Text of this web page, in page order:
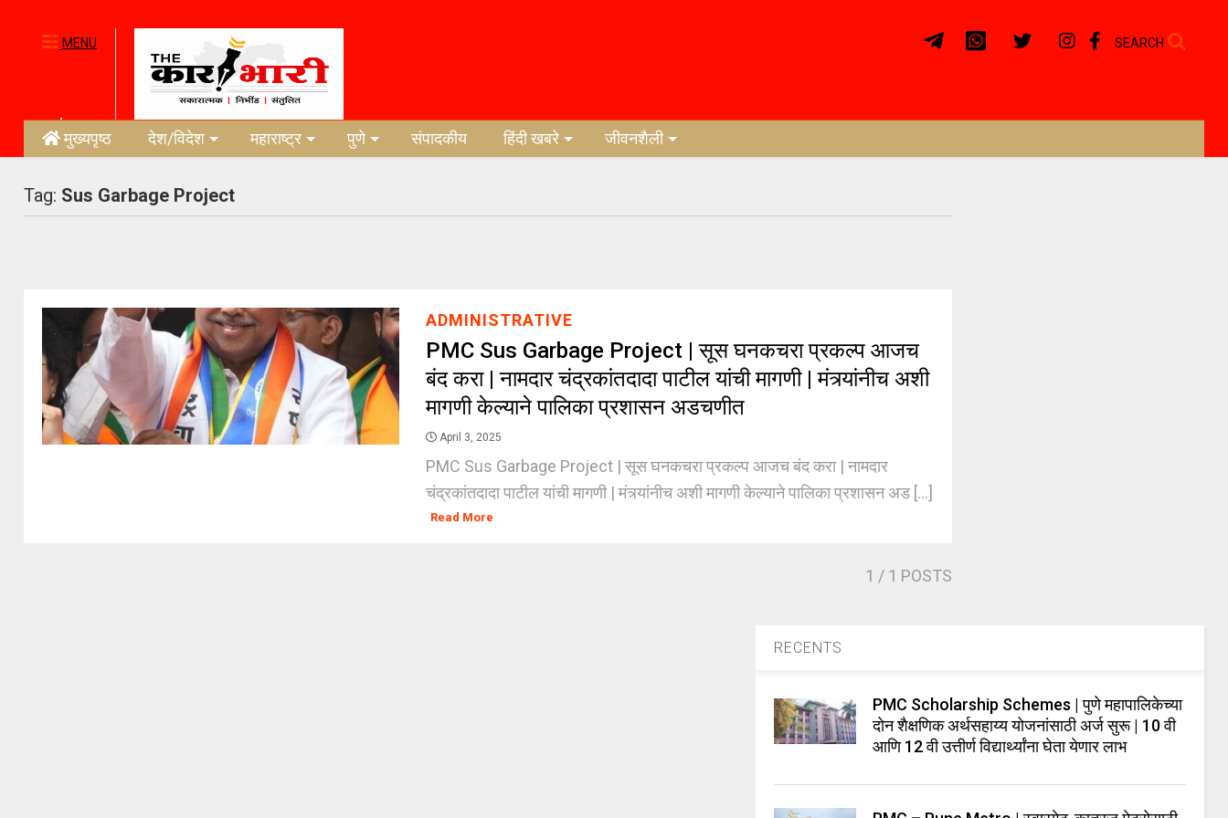
MENU SEARCH
मुख्यपृष्ठ देश/विदेश महाराष्ट्र पुणे संपादकीय हिंदी खबरे जीवनशैली
Tag: Sus Garbage Project
ADMINISTRATIVE
PMC Sus Garbage Project | सूस घनकचरा प्रकल्प आजच
बंद करा | नामदार चंद्रकांतदादा पाटील यांची मागणी | मंत्र्यांनीच अशी
मागणी केल्याने पालिका प्रशासन अडचणीत
April 3, 2025
PMC Sus Garbage Project | सूस घनकचरा प्रकल्प आजच बंद करा | नामदार
चंद्रकांतदादा पाटील यांची मागणी | मंत्र्यांनीच अशी मागणी केल्याने पालिका प्रशासन अड [...]
Read More
1 / 1 POSTS
RECENTS
PMC Scholarship Schemes | पुणे महापालिकेच्या
दोन शैक्षणिक अर्थसहाय्य योजनांसाठी अर्ज सुरू | 10 वी
आणि 12 वी उत्तीर्ण विद्यार्थ्यांना घेता येणार लाभ